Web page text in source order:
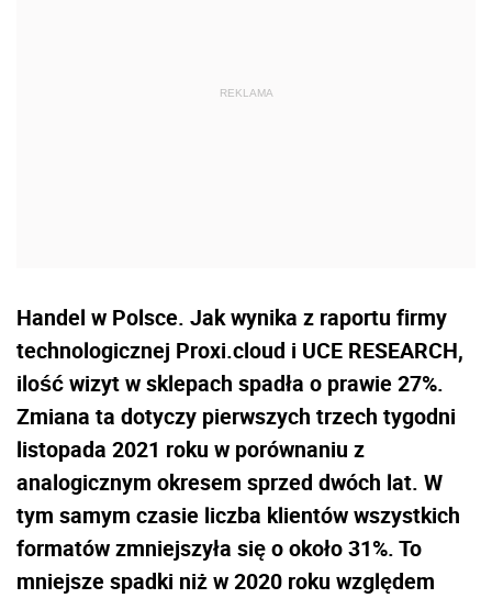
Handel w Polsce. Jak wynika z raportu firmy
technologicznej Proxi.cloud i UCE RESEARCH,
ilość wizyt w sklepach spadła o prawie 27%.
Zmiana ta dotyczy pierwszych trzech tygodni
listopada 2021 roku w porównaniu z
analogicznym okresem sprzed dwóch lat. W
tym samym czasie liczba klientów wszystkich
formatów zmniejszyła się o około 31%. To
mniejsze spadki niż w 2020 roku względem